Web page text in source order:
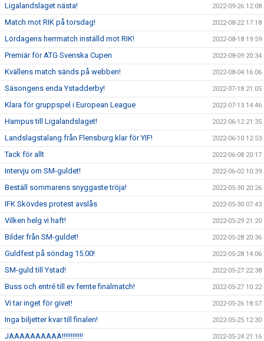
Ligalandslaget nästa! 2022-09-26 12:08
Match mot RIK på torsdag! 2022-08-22 17:18
Lördagens herrmatch inställd mot RIK! 2022-08-18 19:59
Premiär för ATG Svenska Cupen 2022-08-09 20:34
Kvällens match sänds på webben! 2022-08-04 16:06
Säsongens enda Ystadderby! 2022-07-18 21:05
Klara för gruppspel i European League 2022-07-13 14:46
Hampus till Ligalandslaget! 2022-06-12 21:35
Landslagstalang från Flensburg klar för YIF! 2022-06-10 12:53
Tack för allt 2022-06-08 20:17
Intervju om SM-guldet! 2022-06-02 10:39
Beställ sommarens snyggaste tröja! 2022-05-30 20:26
IFK Skövdes protest avslås 2022-05-30 07:43
Vilken helg vi haft! 2022-05-29 21:20
Bilder från SM-guldet! 2022-05-28 20:36
Guldfest på söndag 15.00! 2022-05-28 14:06
SM-guld till Ystad! 2022-05-27 22:38
Buss och entré till ev femte finalmatch! 2022-05-27 10:22
Vi tar inget för givet! 2022-05-26 18:57
Inga biljetter kvar till finalen! 2022-05-25 12:30
JAAAAAAAAAA!!!!!!!!!!!! 2022-05-24 21:16